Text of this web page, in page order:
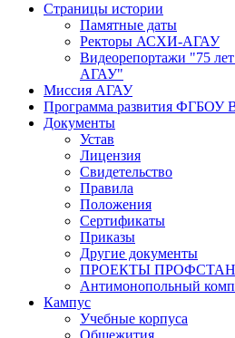
Страницы истории
Памятные даты
Ректоры АСХИ-АГАУ
Видеорепортажи "75
АГАУ"
Миссия АГАУ
Программа развития ФГБОУ
Документы
Устав
Лицензия
Свидетельство
Правила
Положения
Сертификаты
Приказы
Другие документы
ПРОЕКТЫ
Антимонопольный
Кампус
Учебные корпуса